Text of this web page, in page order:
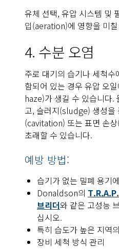
유체 선택, 유압 시스템 및
입(aeration)에 영향을 미
4. 수분 오염
주로 대기의 습기나 세척
함되어 있는 경우 유압 오
haze)가 생길 수 있습니다.
고, 슬러지(sludge) 생성을
(cavitation) 또는 표면 손
초래할 수 있습니다.
예방 방법:
습기가 없는 밀폐 용기
Donaldson의
브리더와 같은 고성능
십시오.
특히 습도가 높은 지역
장비 세척 방식 관리